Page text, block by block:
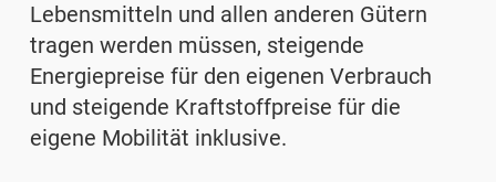
Lebensmitteln und allen anderen Gütern
tragen werden müssen, steigende
Energiepreise für den eigenen Verbrauch
und steigende Kraftstoffpreise für die
eigene Mobilität inklusive.